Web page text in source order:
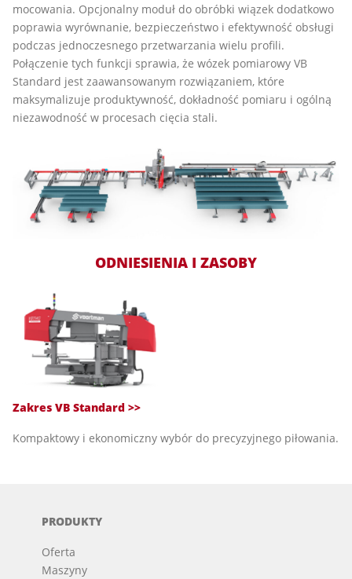
mocowania. Opcjonalny moduł do obróbki wiązek dodatkowo
poprawia wyrównanie, bezpieczeństwo i efektywność obsługi
podczas jednoczesnego przetwarzania wielu profili.
Połączenie tych funkcji sprawia, że wózek pomiarowy VB
Standard jest zaawansowanym rozwiązaniem, które
maksymalizuje produktywność, dokładność pomiaru i ogólną
niezawodność w procesach cięcia stali.
ODNIESIENIA I ZASOBY
Zakres VB Standard >>
Kompaktowy i ekonomiczny wybór do precyzyjnego piłowania.
PRODUKTY
Oferta
Maszyny